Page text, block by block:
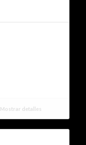
Mostrar detalles